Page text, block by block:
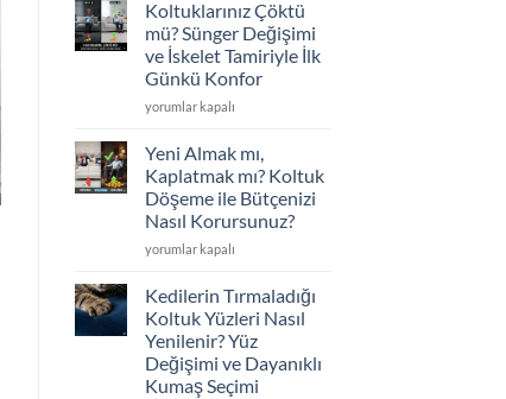
için
ve
Kumaş
Seçimi
için
Koltuklarınız Çöktü
mü? Sünger Değişimi
ve İskelet Tamiriyle İlk
Günkü Konfor
Koltuklarınız
mü?
Değişimi
ve
İskelet
Tamiriyle
Günkü
Konfor
için
yorumlar kapalı
Yeni Almak mı,
Kaplatmak mı? Koltuk
Döşeme ile Bütçenizi
Nasıl Korursunuz?
Yeni
mı,
mı?
Koltuk
Döşeme
ile
yorumlar kapalı
Kedilerin Tırmaladığı
Koltuk Yüzleri Nasıl
Yenilenir? Yüz
Değişimi ve Dayanıklı
Kumaş Seçimi